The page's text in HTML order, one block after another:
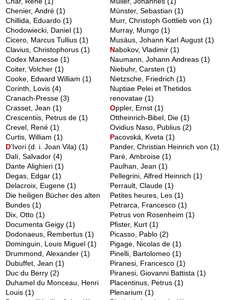
Chenier, André(1)
Chillida, Eduardo(1)
Chodowiecki, Daniel(1)
Cicero, Marcus Tullius(1)
Clavius, Christophorus(1)
Codex Manesse(1)
Coiter, Volcher(1)
Cooke, Edward William(1)
Corinth, Lovis(4)
Cranach-Presse(3)
Crasset, Jean(1)
Crescentiis, Petrus de(1)
Crevel, René(1)
Curtis, William(1)
D'Ivori (d. i. Joan Vila)(1)
Dalí, Salvador(4)
Dante Alighieri(1)
Degas, Edgar(1)
Delacroix, Eugene(1)
Die heiligen Bücher des alten
Bundes(1)
Dix, Otto(1)
Documenta Geigy(1)
Dodonaeus, Rembertus(1)
Dominguin, Louis Miguel(1)
Drummond, Alexander(1)
Dubuffet, Jean(1)
Duc du Berry(2)
Duhamel du Monceau, Henri
Louis(1)
Münster, Sebastian(1)
Murr, Christoph Gottlieb von(1)
Murray, Mungo(1)
Musäus, Johann Karl August(1)
Nabokov, Vladimir(1)
Naumann, Johann Andreas(1)
Niebuhr, Carsten(1)
Nietzsche, Friedrich(1)
Nuptiae Pelei et Thetidos
renovatae(1)
Oppler, Ernst(1)
Ottheinrich-Bibel, Die(1)
Ovidius Naso, Publius(2)
Pacovská, Kveta(1)
Pander, Christian Heinrich von(1)
Paré, Ambroise(1)
Paulhan, Jean(1)
Pellegrini, Alfred Heinrich(1)
Perrault, Claude(1)
Petites heures, Les(1)
Petrarca, Francesco(1)
Petrus von Rosenheim(1)
Pfister, Kurt(1)
Picasso, Pablo(2)
Pigage, Nicolas de(1)
Pinelli, Bartolomeo(1)
Piranesi, Francesco(1)
Piranesi, Giovanni Battista(1)
Placentinus, Petrus(1)
Plenarium(1)